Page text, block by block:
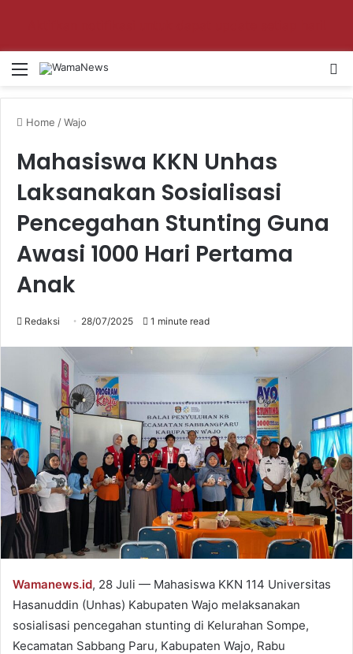
Menu
Home /Wajo
Mahasiswa KKN Unhas
Laksanakan Sosialisasi
Pencegahan Stunting Guna
Awasi 1000 Hari Pertama
Anak
Redaksi 28/07/2025 1 minute read
Wamanews.id, 28 Juli — Mahasiswa KKN 114 Universitas
Hasanuddin (Unhas) Kabupaten Wajo melaksanakan
sosialisasi pencegahan stunting di Kelurahan Sompe,
Kecamatan Sabbang Paru, Kabupaten Wajo, Rabu